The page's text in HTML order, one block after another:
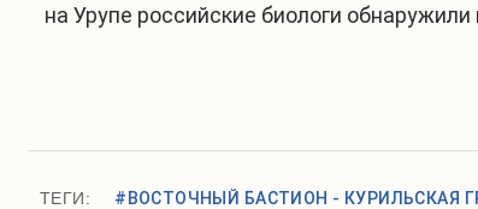
на Урупе российские биологи
ТЕГИ: #ВОСТОЧНЫЙ БАСТИОН - КУРИЛЬСКАЯ